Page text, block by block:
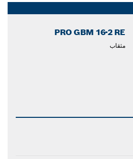
PRO GBM 16-2 RE
مثقاب